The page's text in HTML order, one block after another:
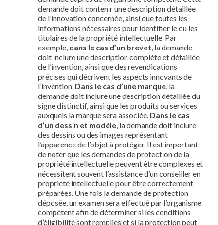
demande doit contenir une description détaillée
de l’innovation concernée, ainsi que toutes les
informations nécessaires pour identifier le ou les
titulaires de la propriété intellectuelle. Par
exemple, dans le cas d’un brevet, la demande
doit inclure une description complète et détaillée
de l’invention, ainsi que des revendications
précises qui décrivent les aspects innovants de
l’invention. Dans le cas d’une marque, la
demande doit inclure une description détaillée du
signe distinctif, ainsi que les produits ou services
auxquels la marque sera associée. Dans le cas
d’un dessin et modèle, la demande doit inclure
des dessins ou des images représentant
l’apparence de l’objet à protéger. Il est important
de noter que les demandes de protection de la
propriété intellectuelle peuvent être complexes et
nécessitent souvent l’assistance d’un conseiller en
propriété intellectuelle pour être correctement
préparées. Une fois la demande de protection
déposée, un examen sera effectué par l’organisme
compétent afin de déterminer si les conditions
d’éligibilité sont remplies et si la protection peut